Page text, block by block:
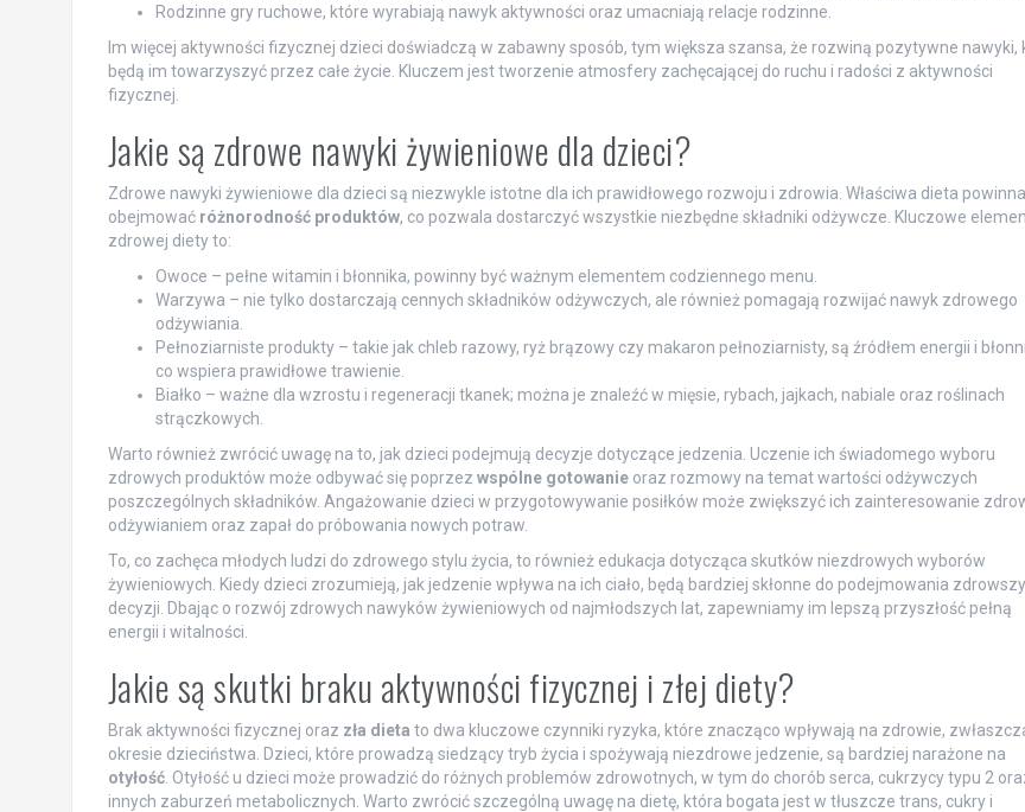
Rodzinne gry ruchowe, które wyrabiają nawyk aktywności oraz umacniają relacje rodzinne.
Im więcej aktywności fizycznej dzieci doświadczą w zabawny sposób, tym większa szansa, że rozwiną pozytywne nawyki,
będą im towarzyszyć przez całe życie. Kluczem jest tworzenie atmosfery zachęcającej do ruchu i radości z aktywności
fizycznej.
Jakie są zdrowe nawyki żywieniowe dla dzieci?
Zdrowe nawyki żywieniowe dla dzieci są niezwykle istotne dla ich prawidłowego rozwoju i zdrowia. Właściwa dieta powinna
obejmować różnorodność produktów, co pozwala dostarczyć wszystkie niezbędne składniki odżywcze. Kluczowe
zdrowej diety to:
Owoce – pełne witamin i błonnika, powinny być ważnym elementem codziennego menu.
Warzywa – nie tylko dostarczają cennych składników odżywczych, ale również pomagają rozwijać nawyk zdrowego
odżywiania.
Pełnoziarniste produkty – takie jak chleb razowy, ryż brązowy czy makaron pełnoziarnisty, są źródłem energii i
co wspiera prawidłowe trawienie.
Białko – ważne dla wzrostu i regeneracji tkanek; można je znaleźć w mięsie, rybach, jajkach, nabiale oraz roślinach
strączkowych.
Warto również zwrócić uwagę na to, jak dzieci podejmują decyzje dotyczące jedzenia. Uczenie ich świadomego wyboru
zdrowych produktów może odbywać się poprzez wspólne gotowanieoraz rozmowy na temat wartości odżywczych
poszczególnych składników. Angażowanie dzieci w przygotowywanie posiłków może zwiększyć ich zainteresowanie
odżywianiem oraz zapał do próbowania nowych potraw.
To, co zachęca młodych ludzi do zdrowego stylu życia, to również edukacja dotycząca skutków niezdrowych wyborów
żywieniowych. Kiedy dzieci zrozumieją, jak jedzenie wpływa na ich ciało, będą bardziej skłonne do podejmowania
decyzji. Dbając o rozwój zdrowych nawyków żywieniowych od najmłodszych lat, zapewniamy im lepszą przyszłość pełną
energii i witalności.
Jakie są skutki braku aktywności fizycznej i złej diety?
Brak aktywności fizycznej oraz zła dieta to dwa kluczowe czynniki ryzyka, które znacząco wpływają na zdrowie,
okresie dzieciństwa. Dzieci, które prowadzą siedzący tryb życia i spożywają niezdrowe jedzenie, są bardziej narażone na
otyłość. Otyłość u dzieci może prowadzić do różnych problemów zdrowotnych, w tym do chorób serca, cukrzycy typu 2
innych zaburzeń metabolicznych. Warto zwrócić szczególną uwagę na dietę, która bogata jest w tłuszcze trans, cukry i